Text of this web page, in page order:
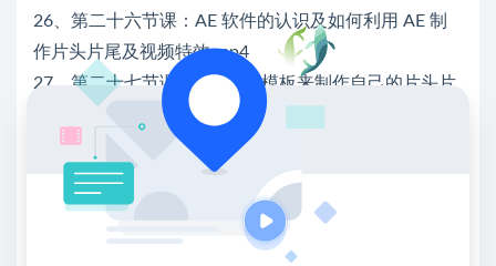
26、第二十六节课：AE 软件的认识及如何利用 AE 制
作片头片尾及视频特效.mp4
27、第二十七节课：通过 AE 模板来制作自己的片头片
28、第二十八节课：通过 AE 模板制作属于自己的电子
相册或企业照片展示.mp4
29、第二十九节：通过 AE 制作文字模板.mp4
30、第三十节课：专题片后期剪辑技巧.mp4